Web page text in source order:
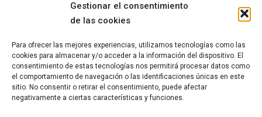
Gestionar el consentimiento
de las cookies
Para ofrecer las mejores experiencias, utilizamos tecnologías como las
cookies para almacenar y/o acceder a la información del dispositivo. El
consentimiento de estas tecnologías nos permitirá procesar datos como
el comportamiento de navegación o las identificaciones únicas en este
sitio. No consentir o retirar el consentimiento, puede afectar
negativamente a ciertas características y funciones.
Cuidados para tu gato en invierno
La higiene dental de tu mascota
13 de enero de 2023